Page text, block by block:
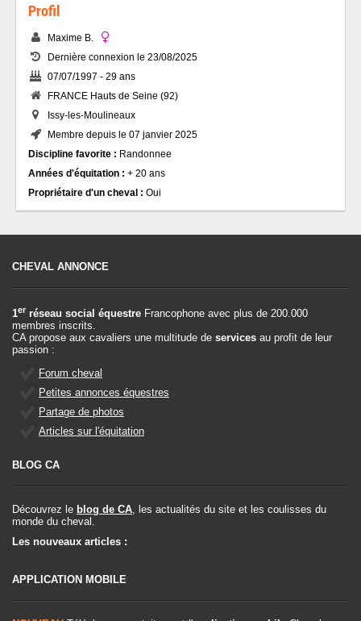
Profil
Maxime B.
Dernière connexion le 23/08/2025
07/07/1997 - 29 ans
FRANCE Hauts de Seine (92)
Issy-les-Moulineaux
Membre depuis le 07 janvier 2025
Discipline favorite : Randonnee
Années d'équitation : + 20 ans
Propriétaire d'un cheval : Oui
CHEVAL ANNONCE
1er réseau social équestre Francophone avec plus de 200.000
membres inscrits.
CA propose aux cavaliers une multitude de services au profit de leur
passion :
Forum cheval
Petites annonces équestres
Partage de photos
Articles sur l'équitation
BLOG CA
Découvrez le blog de CA, les actualités du site et les coulisses du
monde du cheval.
Les nouveaux articles :
APPLICATION MOBILE